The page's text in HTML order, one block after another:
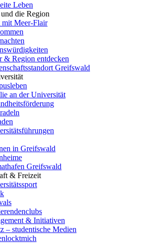
Leben
die Region
mit Meer-Flair
& Region entdecken
Greifswald
an der Universität
in Greifswald
Greifswald
& Freizeit
& Initiativen
– studentische Medien